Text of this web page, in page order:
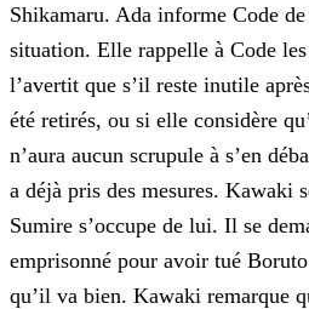
Shikamaru. Ada informe Code
situation. Elle rappelle à Code
l’avertit que s’il reste inutile
été retirés, ou si elle considère
n’aura aucun scrupule à s’en
a déjà pris des mesures. Kawaki
Sumire s’occupe de lui. Il se
emprisonné pour avoir tué
qu’il va bien. Kawaki remarque